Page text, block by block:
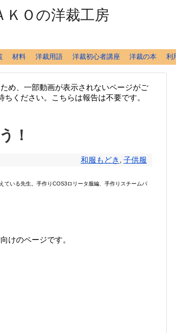
材料 洋裁用語 洋裁初心者講座 洋裁の本 利
め、一部動画が表示されないページがご
ください。こちらは報告は不要です。
！
和服もどき , 子供服
ている先生。手作りCOS3ロリータ服編、手作りスチームパ
けのページです。